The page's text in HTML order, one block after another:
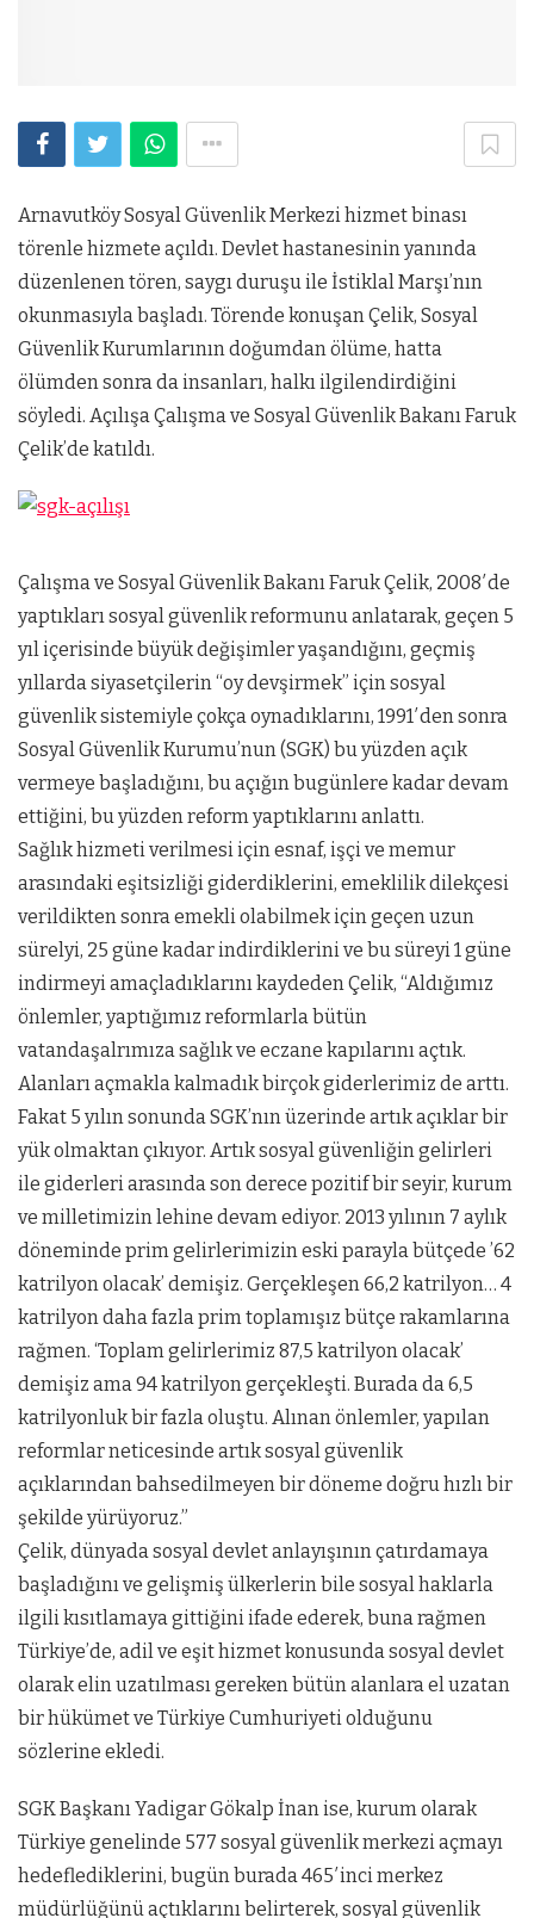
Arnavutköy Sosyal Güvenlik Merkezi hizmet binası
törenle hizmete açıldı. Devlet hastanesinin yanında
düzenlenen tören, saygı duruşu ile İstiklal Marşı’nın
okunmasıyla başladı. Törende konuşan Çelik, Sosyal
Güvenlik Kurumlarının doğumdan ölüme, hatta
ölümden sonra da insanları, halkı ilgilendirdiğini
söyledi. Açılışa Çalışma ve Sosyal Güvenlik Bakanı Faruk
Çelik’de katıldı.
Çalışma ve Sosyal Güvenlik Bakanı Faruk Çelik, 2008′de
yaptıkları sosyal güvenlik reformunu anlatarak, geçen 5
yıl içerisinde büyük değişimler yaşandığını, geçmiş
yıllarda siyasetçilerin “oy devşirmek” için sosyal
güvenlik sistemiyle çokça oynadıklarını, 1991′den sonra
Sosyal Güvenlik Kurumu’nun (SGK) bu yüzden açık
vermeye başladığını, bu açığın bugünlere kadar devam
ettiğini, bu yüzden reform yaptıklarını anlattı.
Sağlık hizmeti verilmesi için esnaf, işçi ve memur
arasındaki eşitsizliği giderdiklerini, emeklilik dilekçesi
verildikten sonra emekli olabilmek için geçen uzun
sürelyi, 25 güne kadar indirdiklerini ve bu süreyi 1 güne
indirmeyi amaçladıklarını kaydeden Çelik, “Aldığımız
önlemler, yaptığımız reformlarla bütün
vatandaşalrımıza sağlık ve eczane kapılarını açtık.
Alanları açmakla kalmadık birçok giderlerimiz de arttı.
Fakat 5 yılın sonunda SGK’nın üzerinde artık açıklar bir
yük olmaktan çıkıyor. Artık sosyal güvenliğin gelirleri
ile giderleri arasında son derece pozitif bir seyir, kurum
ve milletimizin lehine devam ediyor. 2013 yılının 7 aylık
döneminde prim gelirlerimizin eski parayla bütçede ’62
katrilyon olacak’ demişiz. Gerçekleşen 66,2 katrilyon… 4
katrilyon daha fazla prim toplamışız bütçe rakamlarına
rağmen. ‘Toplam gelirlerimiz 87,5 katrilyon olacak’
demişiz ama 94 katrilyon gerçekleşti. Burada da 6,5
katrilyonluk bir fazla oluştu. Alınan önlemler, yapılan
reformlar neticesinde artık sosyal güvenlik
açıklarından bahsedilmeyen bir döneme doğru hızlı bir
şekilde yürüyoruz.”
Çelik, dünyada sosyal devlet anlayışının çatırdamaya
başladığını ve gelişmiş ülkerlerin bile sosyal haklarla
ilgili kısıtlamaya gittiğini ifade ederek, buna rağmen
Türkiye’de, adil ve eşit hizmet konusunda sosyal devlet
olarak elin uzatılması gereken bütün alanlara el uzatan
bir hükümet ve Türkiye Cumhuriyeti olduğunu
sözlerine ekledi.
SGK Başkanı Yadigar Gökalp İnan ise, kurum olarak
Türkiye genelinde 577 sosyal güvenlik merkezi açmayı
hedeflediklerini, bugün burada 465′inci merkez
müdürlüğünü açtıklarını belirterek, sosyal güvenlik